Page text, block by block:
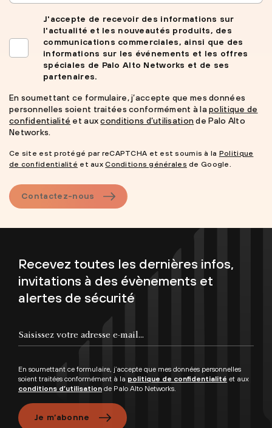
J'accepte de recevoir des informations sur
l'actualité et les nouveautés produits, des
communications commerciales, ainsi que des
informations sur les événements et les offres
spéciales de Palo Alto Networks et de ses
partenaires.
En soumettant ce formulaire, j’accepte que mes données
personnelles soient traitées conformément à lapolitique de
confidentialité et auxconditions d’utilisationde Palo Alto
Networks.
Ce site est protégé par reCAPTCHA et est soumis à la Politique
de confidentialité et auxConditions générales de Google.
Contactez-nous
Recevez toutes les dernières infos,
invitations à des évènements et
alertes de sécurité
En soumettant ce formulaire, j’accepte que mes données personnelles
soient traitées conformément à la politique de confidentialité et aux
conditions d’utilisation de Palo Alto Networks.
Je m’abonne